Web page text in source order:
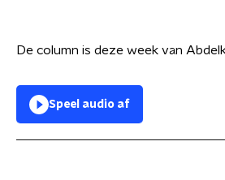
De column is deze week van
Speel audio af